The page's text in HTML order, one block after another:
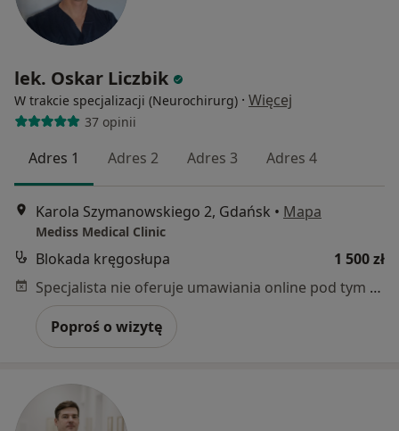
lek. Oskar Liczbik
W trakcie specjalizacji (Neurochirurg) · Więcej
37 opinii
Adres 1 Adres 2 Adres 3 Adres 4
Karola Szymanowskiego 2, Gdańsk • Mapa
Mediss Medical Clinic
Blokada kręgosłupa
1 500 zł
Specjalista nie oferuje umawiania online pod tym adresem.
Poproś o wizytę